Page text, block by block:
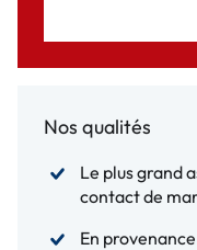
Nos qualités
Le plus grand
contact de
En